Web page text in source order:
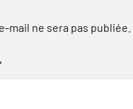
mail ne sera pas publiée.